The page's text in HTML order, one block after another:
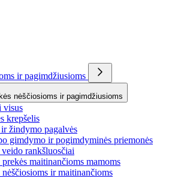
ir pagimdžiusioms
nėščiosioms ir pagimdžiusioms
visus
krepšelis
žindymo pagalvės
gimdymo ir pogimdyminės priemonės
rankšluosčiai
maitinančioms mamoms
ir maitinančioms